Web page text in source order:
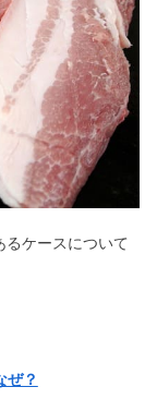
るケースについて
ぜ？